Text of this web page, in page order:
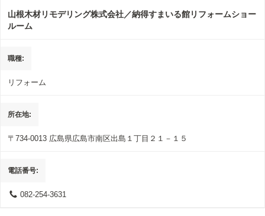
山根木材リモデリング株式会社／納得すまいる館リフォームショー
ルーム
職種
リフォーム
所在地
〒734-0013 広島県広島市南区出島１丁目２１－１５
電話番号
082-254-3631